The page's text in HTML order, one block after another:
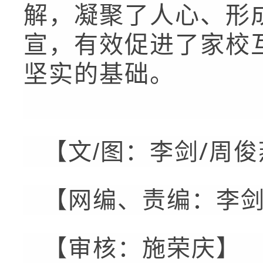
解，凝聚了人心、形
宣，有效促进了家校
坚实的基础。
【文/图：李剑/周
【网编、责编：李
【审核：施荣庆】